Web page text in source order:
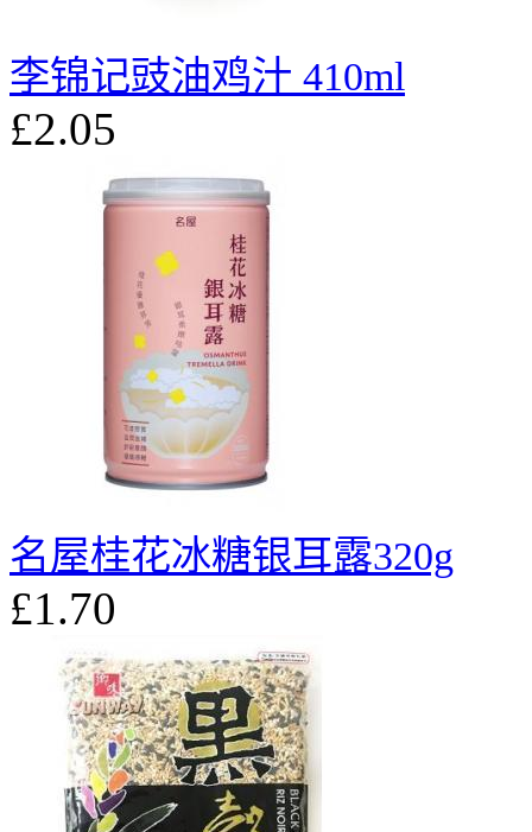
李锦记豉油鸡汁 410ml
£2.05
名屋桂花冰糖银耳露320g
£1.70